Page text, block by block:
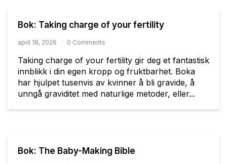
Bok: Taking charge of your fertility
april 18, 2026 0 Comments
Taking charge of your fertility gir deg et fantastisk
innblikk i din egen kropp og fruktbarhet. Boka
har hjulpet tusenvis av kvinner å bli gravide, å
unngå graviditet med naturlige metoder, eller...
Bok: The Baby-Making Bible